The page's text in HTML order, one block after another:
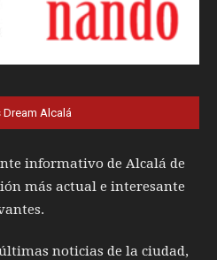
Dream Alcalá
informativo de Alcalá de
más actual e interesante
noticias de la ciudad,